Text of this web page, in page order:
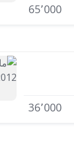
65٬000
36٬000